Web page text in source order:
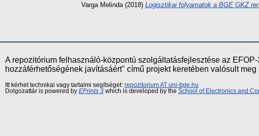
Varga Melinda (2018) Logisztikai folyamatok a BGE GKZ
A repozitórium felhasználó-központú szolgáltatásfejlesztése az
hozzáférhetőségének javításáért" című projekt keretében valósult
Itt kérhet technikai vagy tartalmi segítséget: repozitorium AT uni-bge.hu
Dolgozattár is powered by EPrints 3 which is developed by the School of Electronics and